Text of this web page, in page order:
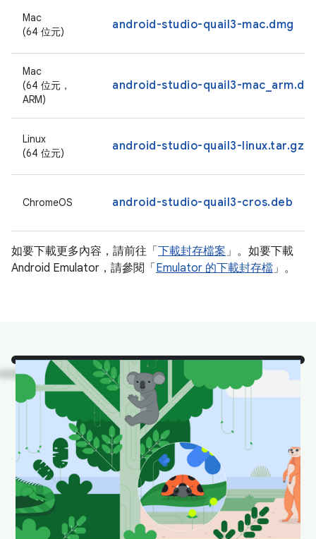
Mac
(64 位元)
android-studio-quail3-mac.dmg
Mac
(64 位元，
ARM)
android-studio-quail3-
Linux
(64 位元)
android-studio-quail3-linux.tar.gz
ChromeOS android-studio-quail3-cros.deb
如要下載更多內容，請前往「 下載封存檔案」。如要下載
Android Emulator，請參閱「 Emulator 的下載封存檔」。
看！ 這是我們最喜愛的
Android Studio 動物在自
然棲息地中。
下載並設為桌布，讓桌面看起來有趣又新鮮。